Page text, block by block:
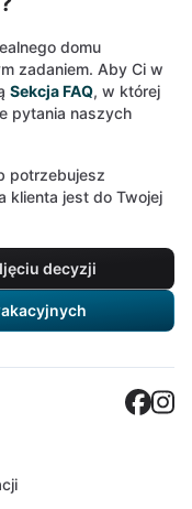
domu
zadaniem. Aby Ci w
Sekcja FAQ, w której
pytania naszych
potrzebujesz
klienta jest do Twojej
decyzji